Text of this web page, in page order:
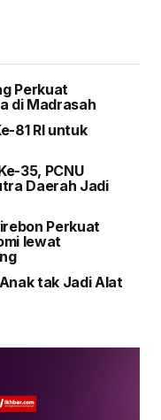
Perkuat
di Madrasah
81 RI untuk
35, PCNU
Daerah Jadi
Perkuat
lewat
tak Jadi Alat